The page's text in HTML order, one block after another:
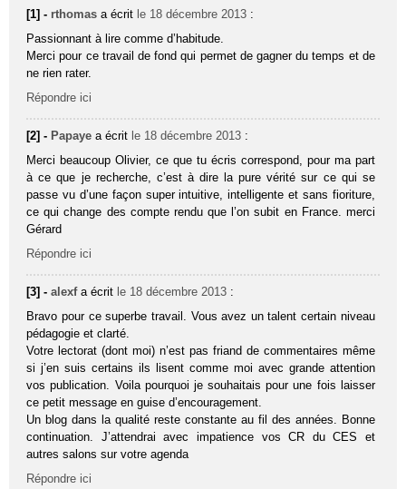
[1] - rthomas a écrit le 18 décembre 2013 :
Passionnant à lire comme d’habitude.
Merci pour ce travail de fond qui permet de gagner du temps et de
ne rien rater.
Répondre ici
[2] - Papaye a écrit le 18 décembre 2013 :
Merci beaucoup Olivier, ce que tu écris correspond, pour ma part
à ce que je recherche, c’est à dire la pure vérité sur ce qui se
passe vu d’une façon super intuitive, intelligente et sans fioriture,
ce qui change des compte rendu que l’on subit en France. merci
Gérard
Répondre ici
[3] -alexf a écrit le 18 décembre 2013 :
Bravo pour ce superbe travail. Vous avez un talent certain niveau
pédagogie et clarté.
Votre lectorat (dont moi) n’est pas friand de commentaires même
si j’en suis certains ils lisent comme moi avec grande attention
vos publication. Voila pourquoi je souhaitais pour une fois laisser
ce petit message en guise d’encouragement.
Un blog dans la qualité reste constante au fil des années. Bonne
continuation. J’attendrai avec impatience vos CR du CES et
autres salons sur votre agenda
Répondre ici